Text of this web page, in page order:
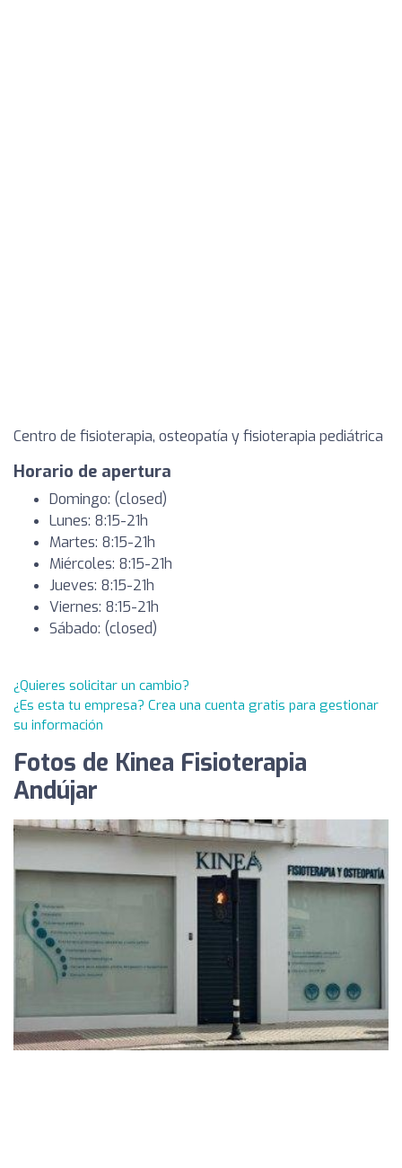
Centro de fisioterapia, osteopatía y fisioterapia pediátrica
Horario de apertura
Domingo: (closed)
Lunes: 8:15-21h
Martes: 8:15-21h
Miércoles: 8:15-21h
Jueves: 8:15-21h
Viernes: 8:15-21h
Sábado: (closed)
¿Quieres solicitar un cambio?
¿Es esta tu empresa? Crea una cuenta gratis para gestionar
su información
Fotos de Kinea Fisioterapia
Andújar